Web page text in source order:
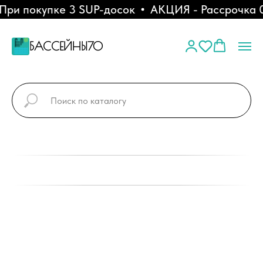
покупке 3 SUP-досок АКЦИЯ - Рассрочка
БАССЕЙНЫ70